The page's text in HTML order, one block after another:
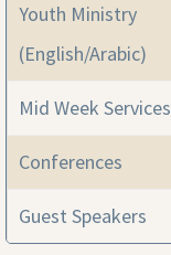
Youth Ministry
(English/Arabic)
Mid Week Services
Conferences
Guest Speakers